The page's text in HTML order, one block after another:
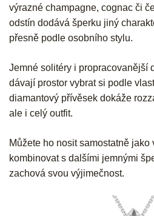
výrazné champagne, cognac či
odstín dodává šperku jiný
přesně podle osobního stylu.
Jemné solitéry i propracovanější
dávají prostor vybrat si podle
diamantový přívěsek dokáže
ale i celý outfit.
Můžete ho nosit samostatně jako
kombinovat s dalšími jemnými
zachová svou výjimečnost.